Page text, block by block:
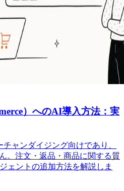
）へのAI導入方法：実
ャンダイジング向けであり、
。注文・返品・商品に関する質
ェントの追加方法を解説しま